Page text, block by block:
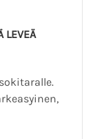
LEVEÄ